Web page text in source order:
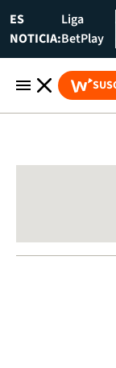
ES
NOTICIA:
Liga
BetPlay